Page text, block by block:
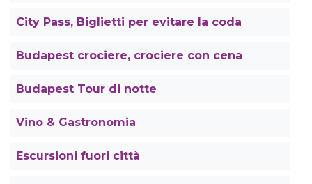
City Pass, Biglietti per evitare la coda
Budapest crociere, crociere con cena
Budapest Tour di notte
Vino & Gastronomia
Escursioni fuori città